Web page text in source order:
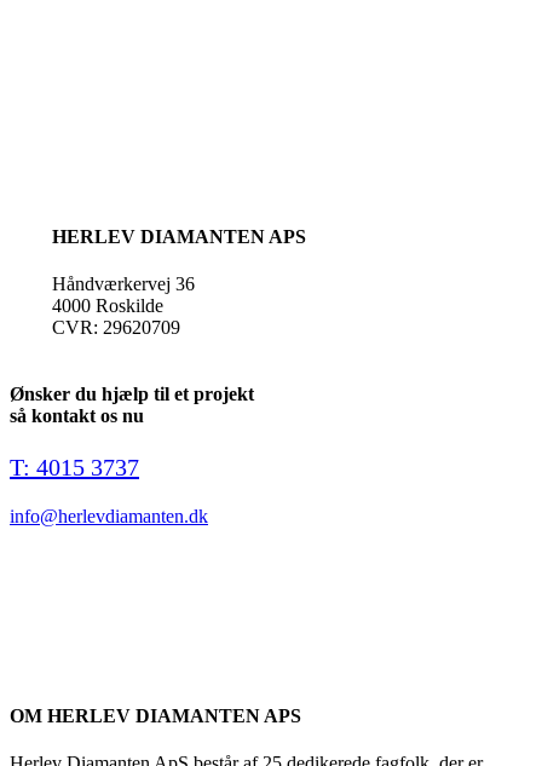
HERLEV DIAMANTEN APS
Håndværkervej 36
4000 Roskilde
CVR: 29620709
Ønsker du hjælp til et projekt
så kontakt os nu
T: 4015 3737
info@herlevdiamanten.dk
OM HERLEV DIAMANTEN APS